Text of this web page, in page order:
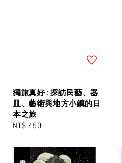
獨旅真好 : 探訪民藝、器
皿、藝術與地方小鎮的日
本之旅
Regular
NT$ 450